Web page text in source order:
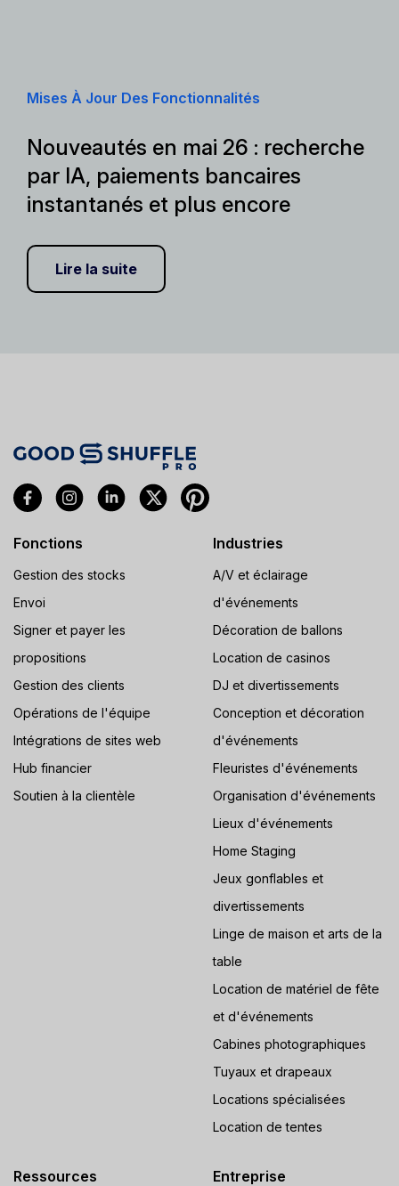
Mises À Jour Des Fonctionnalités
Nouveautés en mai 26 : recherche
par IA, paiements bancaires
instantanés et plus encore
Lire la suite
Fonctions
Gestion des stocks
Envoi
Signer et payer les
propositions
Gestion des clients
Opérations de l'équipe
Intégrations de sites web
Hub financier
Soutien à la clientèle
Industries
A/V et éclairage
d'événements
Décoration de ballons
Location de casinos
DJ et divertissements
Conception et décoration
d'événements
Fleuristes d'événements
Organisation d'événements
Lieux d'événements
Home Staging
Jeux gonflables et
divertissements
Linge de maison et arts de la
table
Location de matériel de fête
et d'événements
Cabines photographiques
Tuyaux et drapeaux
Locations spécialisées
Location de tentes
Ressources Entreprise